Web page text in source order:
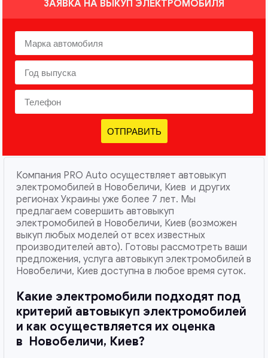
ЗАЯВКА НА ВЫКУП ЭЛЕКТРОМОБИЛЯ
ОТПРАВИТЬ
Компания PRO Auto осуществляет автовыкуп
электромобилей в Новобеличи, Киев и других
регионах Украины уже более 7 лет. Мы
предлагаем совершить автовыкуп
электромобилей в Новобеличи, Киев (возможен
выкуп любых моделей от всех известных
производителей авто). Готовы рассмотреть ваши
предложения, услуга автовыкуп электромобилей в
Новобеличи, Киев доступна в любое время суток.
Какие электромобили подходят под
критерий автовыкуп электромобилей
и как осуществляется их оценка
в Новобеличи, Киев?